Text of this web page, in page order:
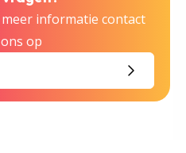
informatie contact
op